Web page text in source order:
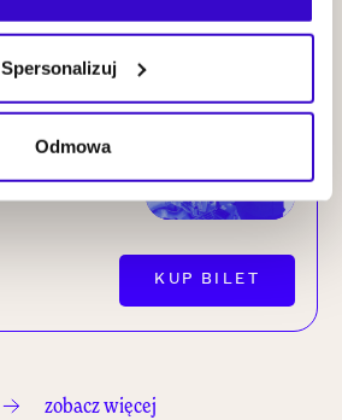
Spersonalizuj
Odmowa
KUP BILET
zobacz więcej